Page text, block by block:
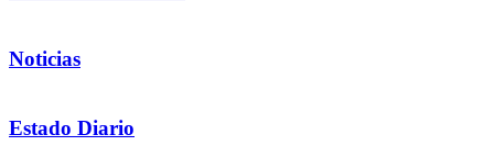
Noticias
Estado Diario